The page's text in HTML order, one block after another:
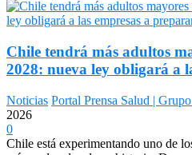
Chile tendrá más adultos
2028: nueva ley obligará a
Noticias Portal Prensa Salud |
2026
0
Chile está experimentando uno de